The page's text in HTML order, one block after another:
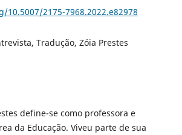
2175-7968.2022.e82978
Tradução, Zóia Prestes
define-se como professora e
da Educação. Viveu parte de sua